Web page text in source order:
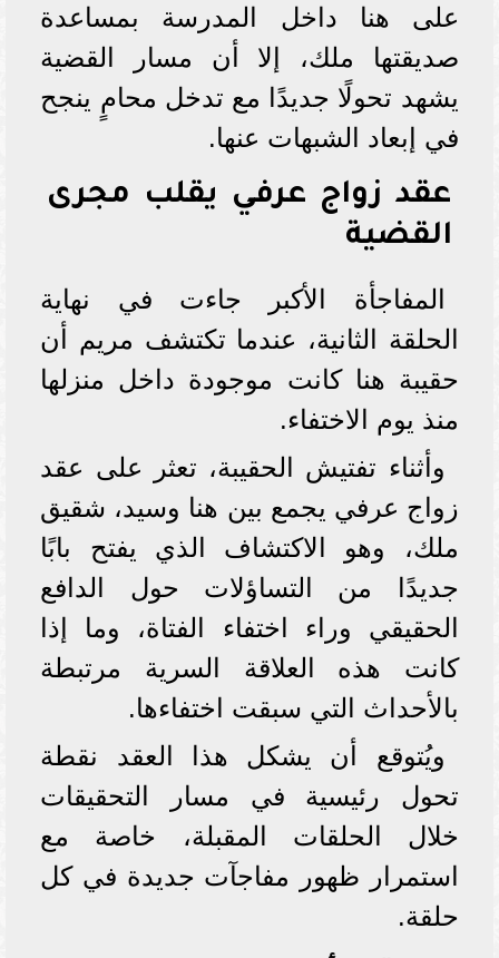
على هنا داخل المدرسة بمساعدة
صديقتها ملك، إلا أن مسار القضية
يشهد تحولًا جديدًا مع تدخل محامٍ ينجح
في إبعاد الشبهات عنها.
عقد زواج عرفي يقلب مجرى
القضية
المفاجأة الأكبر جاءت في نهاية
الحلقة الثانية، عندما تكتشف مريم أن
حقيبة هنا كانت موجودة داخل منزلها
منذ يوم الاختفاء.
وأثناء تفتيش الحقيبة، تعثر على عقد
زواج عرفي يجمع بين هنا وسيد، شقيق
ملك، وهو الاكتشاف الذي يفتح بابًا
جديدًا من التساؤلات حول الدافع
الحقيقي وراء اختفاء الفتاة، وما إذا
كانت هذه العلاقة السرية مرتبطة
بالأحداث التي سبقت اختفاءها.
ويُتوقع أن يشكل هذا العقد نقطة
تحول رئيسية في مسار التحقيقات
خلال الحلقات المقبلة، خاصة مع
استمرار ظهور مفاجآت جديدة في كل
حلقة.